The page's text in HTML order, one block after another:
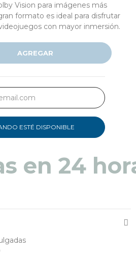
Vision para imágenes más
formato es ideal para disfrutar
con mayor inmersión.
AGREGAR
ESTÉ DISPONIBLE
en 24